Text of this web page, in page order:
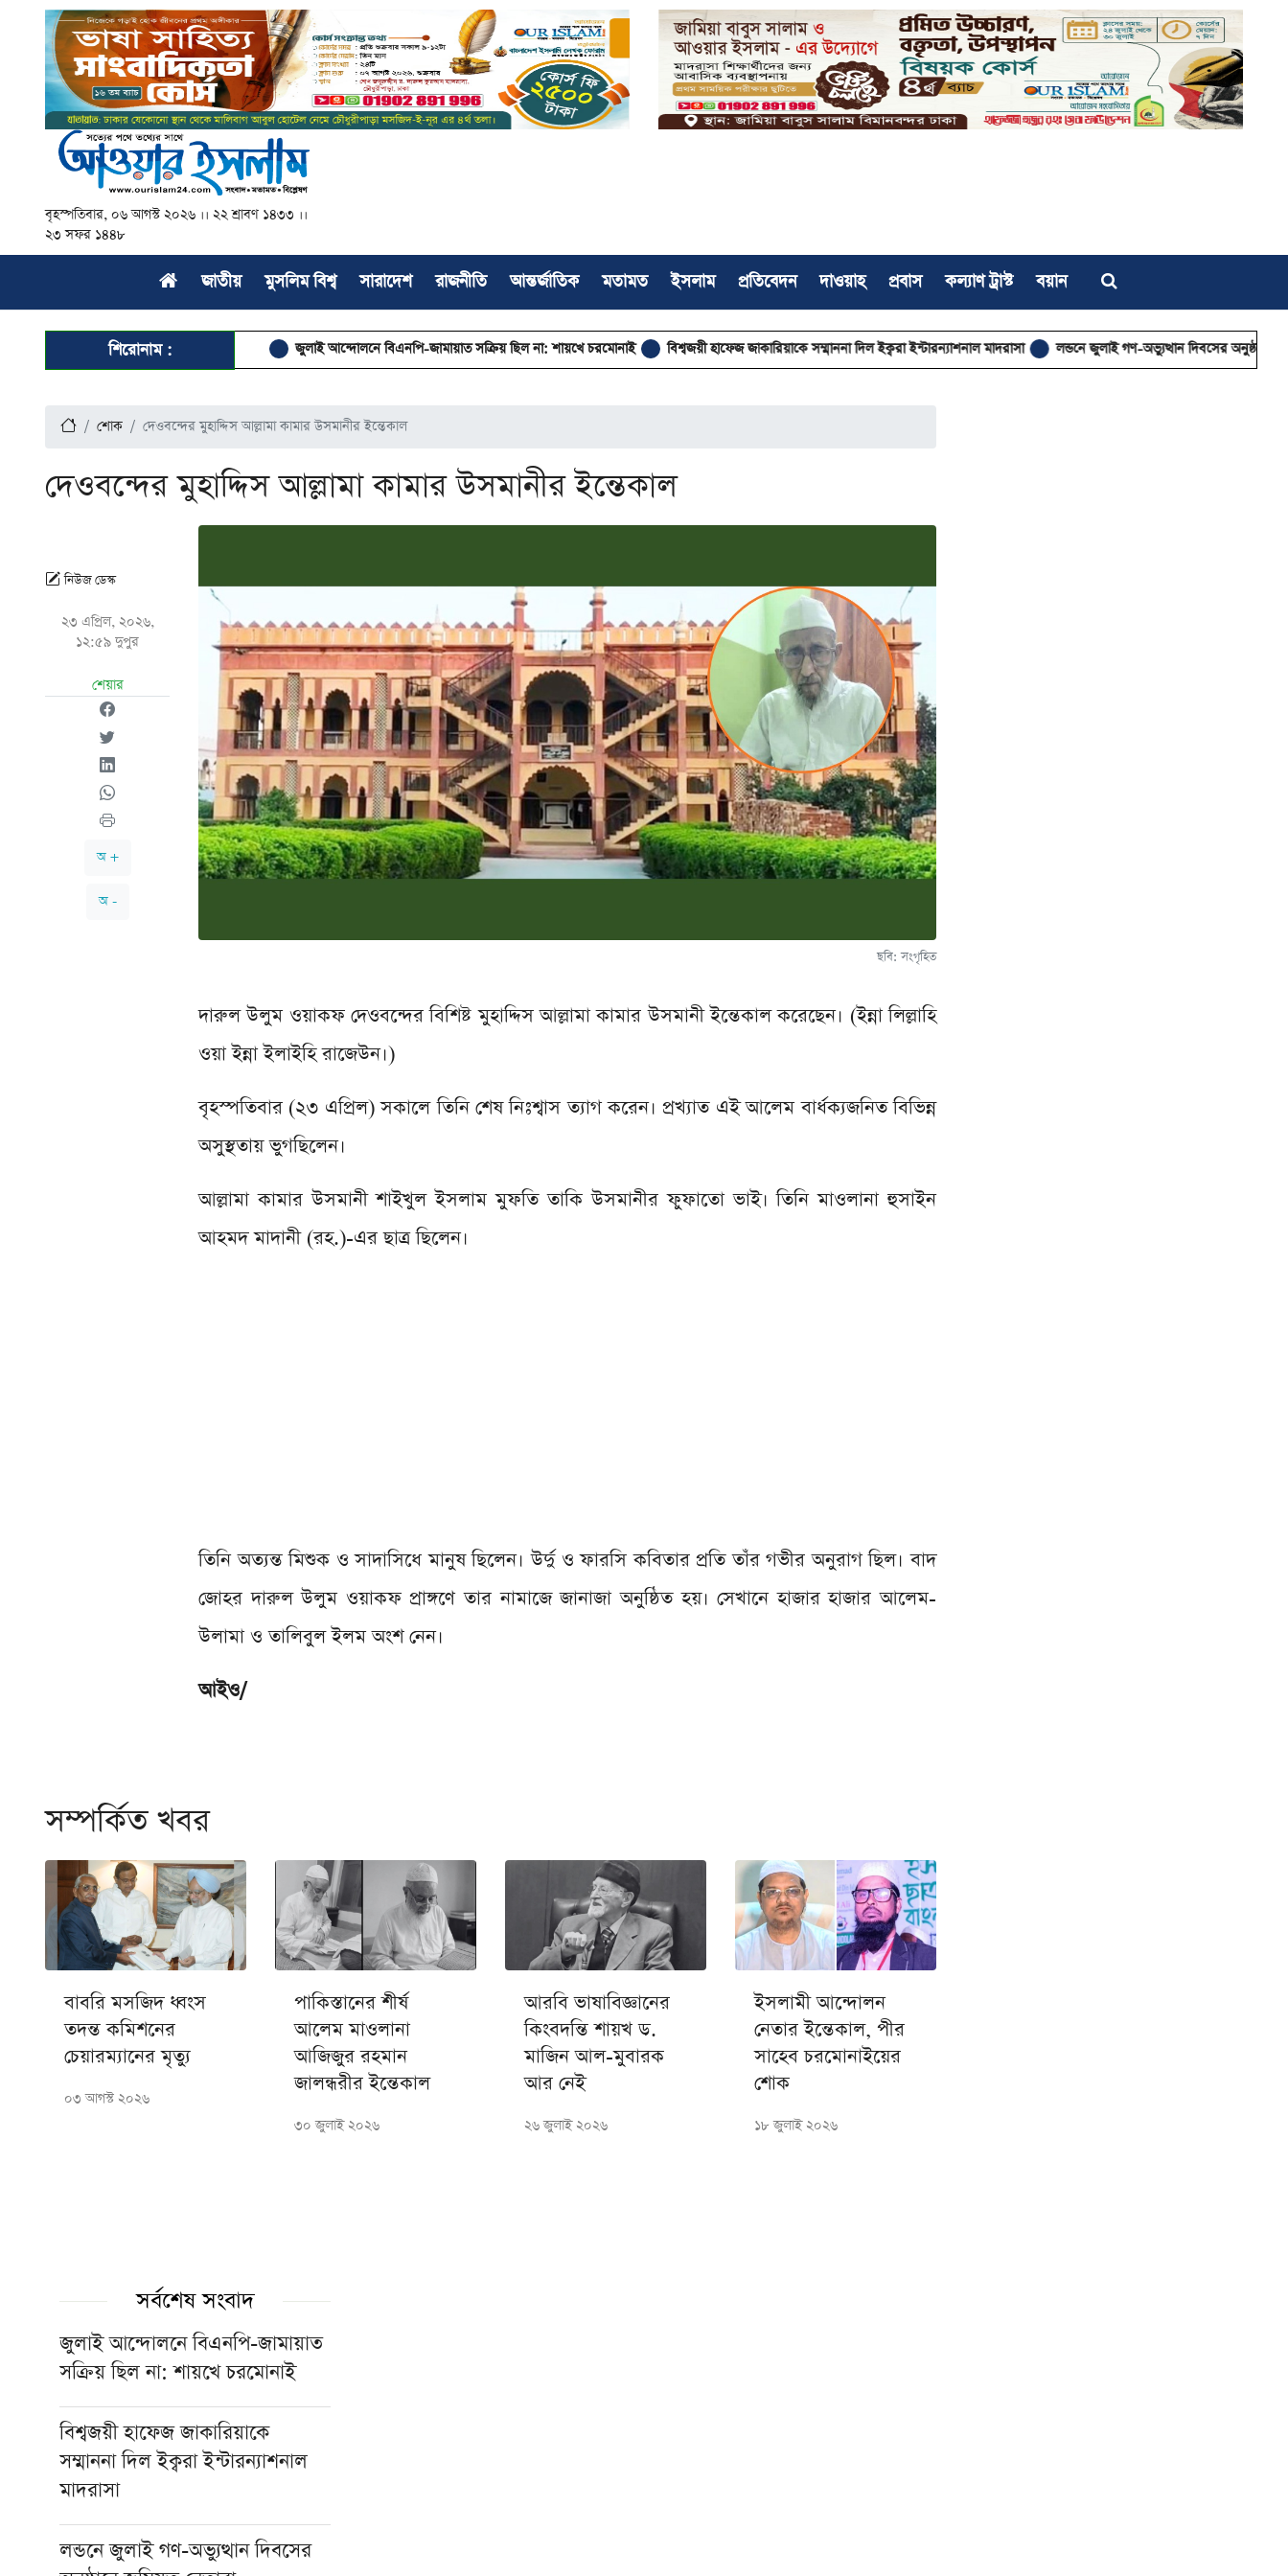
বৃহস্পতিবার, ০৬ আগস্ট ২০২৬ ।। ২২ শ্রাবণ ১৪৩৩ ।।
২৩ সফর ১৪৪৮
জাতীয় মুসলিম বিশ্ব সারাদেশ রাজনীতি আন্তর্জাতিক মতামত ইসলাম প্রতিবেদন দাওয়াহ প্রবাস কল্যাণ ট্রাস্ট বয়ান
শিরোনাম : জুলাই আন্দোলনে বিএনপি-জামায়াত সক্রিয় ছিল না: শায়খে চরমোনাই বিশ্বজয়ী হাফেজ জাকারিয়াকে সম্মাননা দিল ইক্বরা ইন্টারন্যাশনাল মাদরাসা লন্ডনে জুলাই গণ-অভ্যুত্থান দিবসের অনুষ্ঠানে জমিয়ত
শোক দেওবন্দের মুহাদ্দিস আল্লামা কামার উসমানীর ইন্তেকাল
দেওবন্দের মুহাদ্দিস আল্লামা কামার উসমানীর ইন্তেকাল
নিউজ ডেস্ক
২৩ এপ্রিল, ২০২৬,
১২:৫৯ দুপুর
শেয়ার
অ +
অ -
ছবি: সংগৃহিত
দারুল উলুম ওয়াকফ দেওবন্দের বিশিষ্ট মুহাদ্দিস আল্লামা কামার উসমানী ইন্তেকাল করেছেন। (ইন্না লিল্লাহি
ওয়া ইন্না ইলাইহি রাজেউন।)
বৃহস্পতিবার (২৩ এপ্রিল) সকালে তিনি শেষ নিঃশ্বাস ত্যাগ করেন। প্রখ্যাত এই আলেম বার্ধক্যজনিত বিভিন্ন
অসুস্থতায় ভুগছিলেন।
আল্লামা কামার উসমানী শাইখুল ইসলাম মুফতি তাকি উসমানীর ফুফাতো ভাই। তিনি মাওলানা হুসাইন
আহমদ মাদানী (রহ.)-এর ছাত্র ছিলেন।
তিনি অত্যন্ত মিশুক ও সাদাসিধে মানুষ ছিলেন। উর্দু ও ফারসি কবিতার প্রতি তাঁর গভীর অনুরাগ ছিল। বাদ
জোহর দারুল উলুম ওয়াকফ প্রাঙ্গণে তার নামাজে জানাজা অনুষ্ঠিত হয়। সেখানে হাজার হাজার আলেম-
উলামা ও তালিবুল ইলম অংশ নেন।
আইও/
সম্পর্কিত খবর
বাবরি মসজিদ ধ্বংস
তদন্ত কমিশনের
চেয়ারম্যানের মৃত্যু
০৩ আগস্ট ২০২৬
পাকিস্তানের শীর্ষ
আলেম মাওলানা
আজিজুর রহমান
জালন্ধরীর ইন্তেকাল
৩০ জুলাই ২০২৬
আরবি ভাষাবিজ্ঞানের
কিংবদন্তি শায়খ ড.
মাজিন আল-মুবারক
আর নেই
২৬ জুলাই ২০২৬
ইসলামী আন্দোলন
নেতার ইন্তেকাল, পীর
সাহেব চরমোনাইয়ের
শোক
১৮ জুলাই ২০২৬
সর্বশেষ সংবাদ
জুলাই আন্দোলনে বিএনপি-জামায়াত
সক্রিয় ছিল না: শায়খে চরমোনাই
বিশ্বজয়ী হাফেজ জাকারিয়াকে
সম্মাননা দিল ইক্বরা ইন্টারন্যাশনাল
মাদরাসা
লন্ডনে জুলাই গণ-অভ্যুত্থান দিবসের